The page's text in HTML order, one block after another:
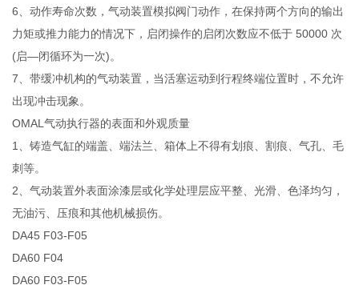
6、动作寿命次数，气动装置模拟阀门动作，在保持两个方向的输出
力矩或推力能力的情况下，启闭操作的启闭次数应不低于 50000 次
(启—闭循环为一次)。
7、带缓冲机构的气动装置，当活塞运动到行程终端位置时，不允许
出现冲击现象。
OMAL气动执行器的表面和外观质量
1、铸造气缸的端盖、端法兰、箱体上不得有划痕、割痕、气孔、毛
刺等。
2、气动装置外表面涂漆层或化学处理层应平整、光滑、色泽均匀，
无油污、压痕和其他机械损伤。
DA45 F03-F05
DA60 F04
DA60 F03-F05